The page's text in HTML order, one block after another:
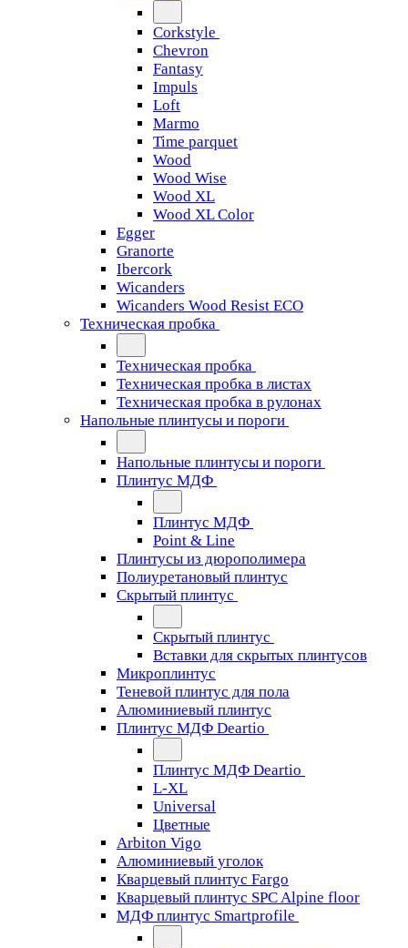
Corkstyle
Chevron
Fantasy
Impuls
Loft
Marmo
Time parquet
Wood
Wood Wise
Wood XL
Wood XL Color
Egger
Granorte
Ibercork
Wicanders
Wicanders Wood Resist ECO
Техническая пробка
Техническая пробка
Техническая пробка в листах
Техническая пробка в рулонах
Напольные плинтусы и пороги
Напольные плинтусы и пороги
Плинтус МДФ
Плинтус МДФ
Point & Line
Плинтусы из дюрополимера
Полиуретановый плинтус
Скрытый плинтус
Скрытый плинтус
Вставки для скрытых плинтусов
Микроплинтус
Теневой плинтус для пола
Алюминиевый плинтус
Плинтус МДФ Deartio
Плинтус МДФ Deartio
L-XL
Universal
Цветные
Arbiton Vigo
Алюминиевый уголок
Кварцевый плинтус Fargo
Кварцевый плинтус SPC Alpine floor
МДФ плинтус Smartprofile